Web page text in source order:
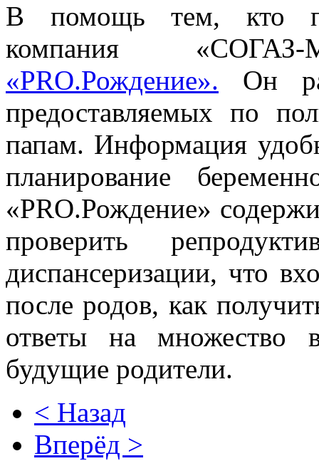
В помощь тем, кто
компания
«PRO.Рождение». Он
предоставляемых по
папам. Информация
планирование
«PRO.Рождение»
проверить
диспансеризации, что
после родов, как
ответы на множество
будущие родители.
< Назад
Вперёд >